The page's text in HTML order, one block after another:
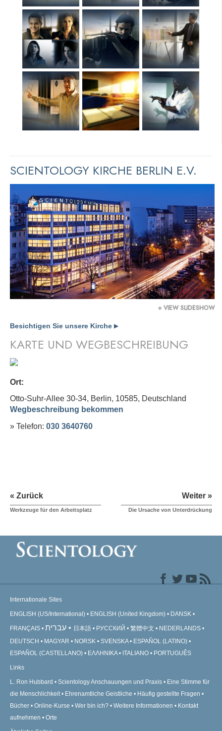
SCIENTOLOGY KIRCHE BERLIN E.V.
+ VIEW SLIDESHOW
Besichtigen Sie unsere Kirche ▶
KARTE UND WEGBESCHREIBUNG
Ort:
Otto-Suhr-Allee 30-34, Berlin, 10585, Deutschland
Wegbeschreibung bekommen
» Telefon: 030 3640760
« Zurück
Werkzeuge für den Arbeitsplatz
Weiter »
Die Ursache von Unterdrückung
Internationale Sites
ENGLISH (US/International) ENGLISH (United Kingdom) DANSK
FRANÇAIS עברית 日本語 РУССКИЙ 繁體中文
NEDERLANDS
DEUTSCH
MAGYAR NORSK SVENSKA
ESPAÑOL (LATINO)
ESPAÑOL (CASTELLANO)
ΕΛΛΗΝΙΚA ITALIANO PORTUGUÊS
Links
L. Ron Hubbard Scientology Anschauungen und Praxis
Eine Stimme für
die Menschlichkeit
Ehrenamtliche Geistliche
Häufig gestellte Fragen
Bücher
Online-Kurse Wer bin ich? Weitere Informationen
Kontakt
aufnehmen
Orte